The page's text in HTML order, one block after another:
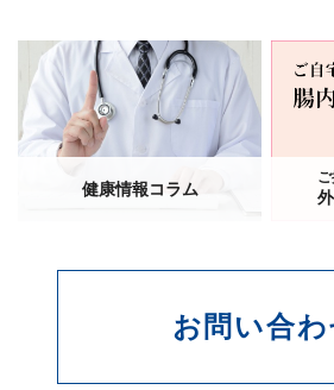
健康情報コラム
お問い合わ